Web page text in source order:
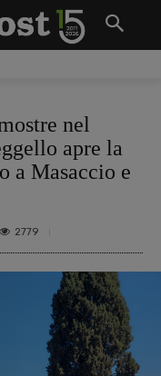
nel
apre la
a Masaccio e
2779